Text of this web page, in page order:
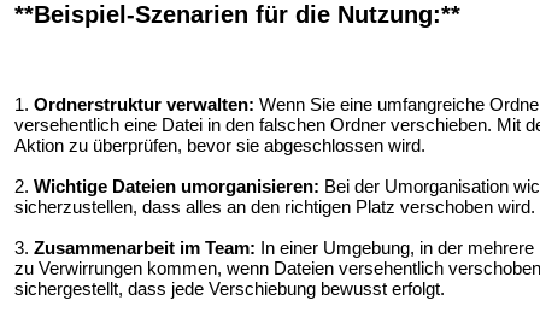
**Beispiel-Szenarien für die Nutzung:**
1. Ordnerstruktur verwalten: Wenn Sie eine umfangreiche
versehentlich eine Datei in den falschen Ordner verschieben. Mit
Aktion zu überprüfen, bevor sie abgeschlossen wird.
2. Wichtige Dateien umorganisieren: Bei der Umorganisation
sicherzustellen, dass alles an den richtigen Platz verschoben
3. Zusammenarbeit im Team: In einer Umgebung, in der
zu Verwirrungen kommen, wenn Dateien versehentlich
sichergestellt, dass jede Verschiebung bewusst erfolgt.